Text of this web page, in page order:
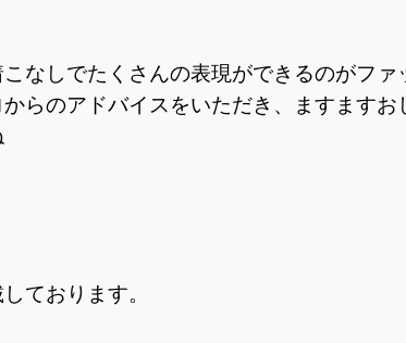
こなしでたくさんの表現ができるのがフ
からのアドバイスをいただき、ますます
ております。